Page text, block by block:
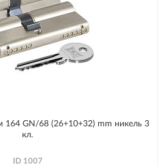
164 GN/68 (26+10+32) mm никель 3
кл.
ID 1007